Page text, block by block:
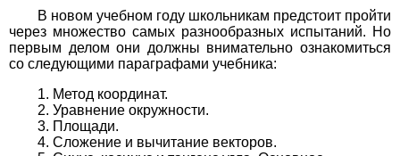
В новом учебном году школьникам предстоит пройти
через множество самых разнообразных испытаний. Но
первым делом они должны внимательно ознакомиться
со следующими параграфами учебника:
Метод координат.
Уравнение окружности.
Площади.
Сложение и вычитание векторов.